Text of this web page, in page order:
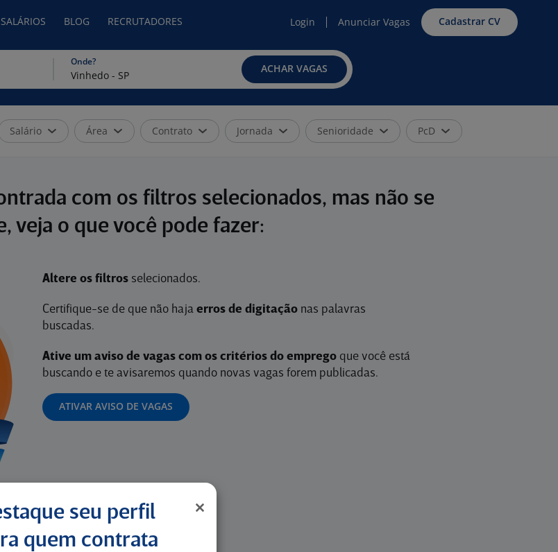
SALÁRIOS BLOG RECRUTADORES Login Anunciar Vagas Cadastrar CV
Onde?
ACHAR VAGAS
Salário Área Contrato Jornada Senioridade PcD
com os filtros selecionados, mas não se
veja o que você pode fazer:
Altere os filtrosselecionados.
Certifique-se de que não haja erros de digitaçãonas palavras
buscadas.
Ative um aviso de vagas com os critérios do empregoque você está
buscando e te avisaremos quando novas vagas forem publicadas.
ATIVAR AVISO DE VAGAS
seu perfil
quem contrata